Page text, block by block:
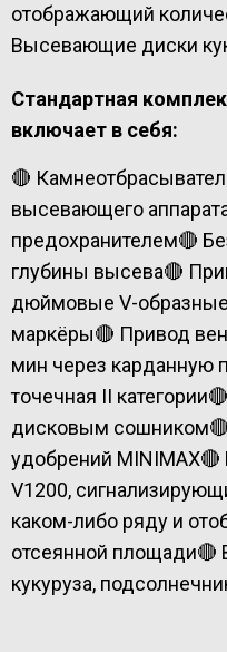
отображающий
Высевающие диски
Стандартная
включает в себя:
🔴
высевающего
предохранителем🔴
глубины высева🔴
дюймовые V-образные
маркёры🔴 Привод
мин через карданную
точечная II категории
дисковым сошником
удобрений MINIMAX🔴
V1200,
каком-либо ряду и
отсеянной площади🔴
кукуруза,